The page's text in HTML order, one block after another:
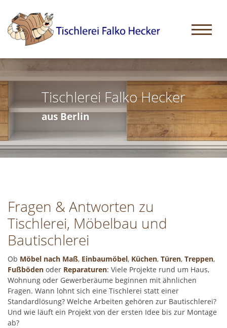
Tischlerei Falko Hecker
aus Berlin
Fragen & Antworten zu
Tischlerei, Möbelbau und
Bautischlerei
Ob Möbel nach Maß, Einbaumöbel, Küchen, Türen, Treppen,
Fußböden oder Reparaturen: Viele Projekte rund um Haus,
Wohnung oder Gewerberäume beginnen mit ähnlichen
Fragen. Wann lohnt sich eine Tischlerei statt einer
Standardlösung? Welche Arbeiten gehören zur Bautischlerei?
Und wie läuft ein Projekt von der ersten Idee bis zur Montage
ab?